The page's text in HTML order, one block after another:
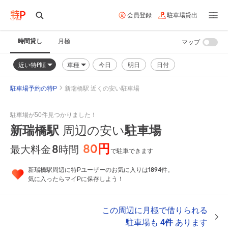
会員登録 駐車場貸出
時間貸し 月極
近い特P順 車種 今日 明日 日付
マップ
駐車場予約の特P 新瑞橋駅 近くの安い駐車場
駐車場が50件見つかりました！
新瑞橋駅 周辺の安い駐車場
最大料金8時間 80円で駐車できます
新瑞橋駅周辺に特Pユーザーのお気に入りは1894件。
気に入ったらマイPに保存しよう！
この周辺に月極で借りられる
駐車場も 4件あります